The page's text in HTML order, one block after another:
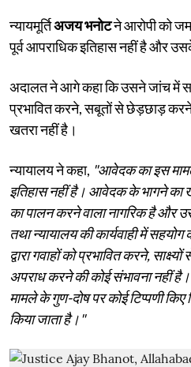
न्यायमूर्तिअजय भनोटने आरोपी को
पूर्व आपराधिक इतिहास नहीं है और
अदालत ने आगे कहा कि उसने जांच में
प्रभावित करने, सबूतों से छेड़छाड़
खतरा नहीं है।
न्यायालय ने कहा, "आवेदक का इस
इतिहास नहीं है। आवेदक के भागने
का पालन करने वाला नागरिक है और
तथा न्यायालय की कार्यवाही में
द्वारा गवाहों को प्रभावित करने,
अपराध करने की कोई संभावना नहीं
मामले के गुण-दोष पर कोई टिप्पणी
किया जाता है।"